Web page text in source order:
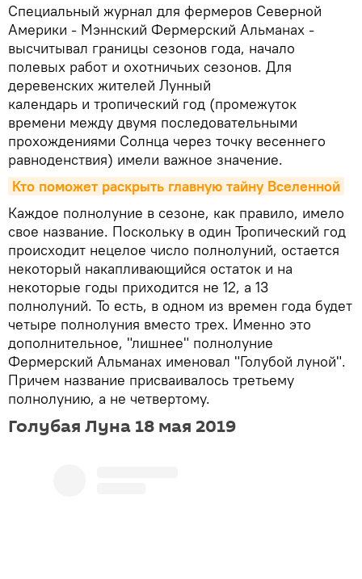
Специальный журнал для фермеров Северной
Америки - Мэннский Фермерский Альманах -
высчитывал границы сезонов года, начало
полевых работ и охотничьих сезонов. Для
деревенских жителей Лунный
календарь и тропический год (промежуток
времени между двумя последовательными
прохождениями Солнца через точку весеннего
равноденствия) имели важное значение.
Кто поможет раскрыть главную тайну Вселенной
Каждое полнолуние в сезоне, как правило, имело
свое название. Поскольку в один Тропический год
происходит нецелое число полнолуний, остается
некоторый накапливающийся остаток и на
некоторые годы приходится не 12, а 13
полнолуний. То есть, в одном из времен года будет
четыре полнолуния вместо трех. Именно это
дополнительное, "лишнее" полнолуние
Фермерский Альманах именовал "Голубой луной".
Причем название присваивалось третьему
полнолунию, а не четвертому.
Голубая Луна 18 мая 2019